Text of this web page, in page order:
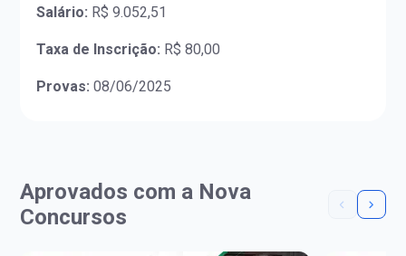
Salário: R$ 9.052,51
Taxa de Inscrição: R$ 80,00
Provas: 08/06/2025
Aprovados com a Nova
Concursos